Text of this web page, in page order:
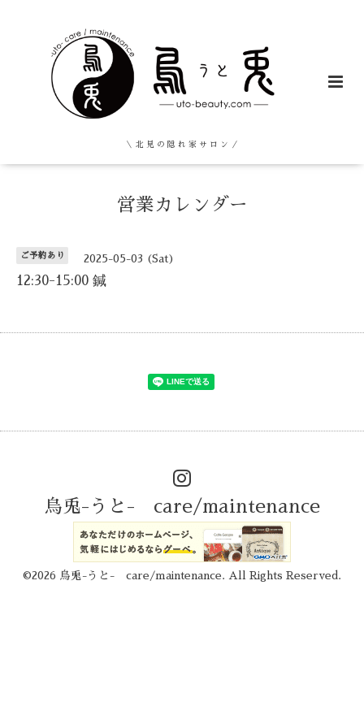
＼ 北 見 の 隠 れ 家 サ ロ ン ／
営業カレンダー
ご予約あり 2025-05-03 (Sat)
12:30-15:00 鍼
烏兎-うと- care/maintenance
©2026 烏兎-うと- care/maintenance . All Rights Reserved.